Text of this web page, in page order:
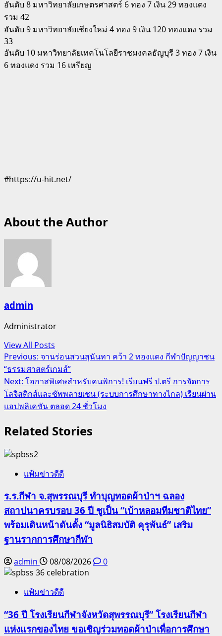
อันดับ 8 มหาวิทยาลัยเกษตรศาสตร์ 6 ทอง 7 เงิน 29 ทองแดง
รวม 42
อันดับ 9 มหาวิทยาลัยเชียงใหม่ 4 ทอง 9 เงิน 120 ทองแดง รวม
33
อันดับ 10 มหาวิทยาลัยเทคโนโลยีราชมงคลธัญบุรี 3 ทอง 7 เงิน
6 ทองแดง รวม 16 เหรียญ
#https://u-hit.net/
About the Author
admin
Administrator
View All Posts
Post
navigation
Previous: จานร่อนสวนสุนันทา คว้า 2 ทองแดง กีฬาปัญญาชน
“ธรรมศาสตร์เกมส์”
Next: โอกาสพิเศษสำหรับคนพิการ! เรียนฟรี ป.ตรี การจัดการ
โลจิสติกส์และซัพพลายเชน (ระบบการศึกษาทางไกล) เรียนผ่าน
แอปพลิเคชัน ตลอด 24 ชั่วโมง
Related Stories
แฟ้มข่าวดีดี
ร.ร.กีฬา จ.สุพรรณบุรี ทำบุญทอดผ้าป่าฯ ฉลอง
สถาปนาครบรอบ 36 ปี ชูเป็น “เบ้าหลอมทีมชาติไทย”
พร้อมเดินหน้าดันตั้ง “มูลนิธิสมบัติ คุรุพันธ์” เสริม
ฐานรากการศึกษากีฬา
admin 08/08/2026 0
แฟ้มข่าวดีดี
“36 ปี โรงเรียนกีฬาจังหวัดสุพรรณบุรี” โรงเรียนกีฬา
แห่งแรกของไทย ขอเชิญร่วมทอดผ้าป่าเพื่อการศึกษา